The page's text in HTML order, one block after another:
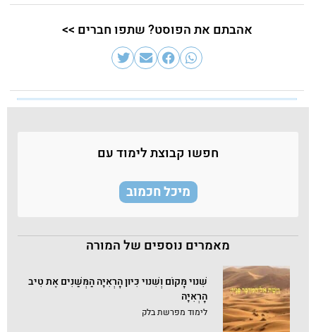
חפשו קבוצת לימוד עם
מיכל חכמוב
מאמרים נוספים של המורה
שִׁנּוּי מָּקוֹם וְשִׁנּוּי כִּיּוּן הָרְאִיָּה הַמְּשַׁנִּים אֶת טִיב
הָרְאִיָּה
לימוד מפרשת בלק
אהבתם את הפוסט? שתפו חברים >>